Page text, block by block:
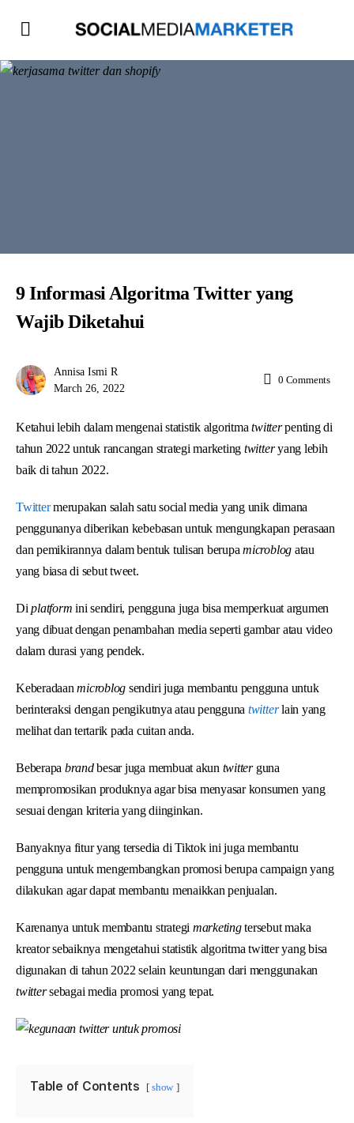
9 Informasi Algoritma Twitter yang
Wajib Diketahui
Annisa Ismi R
March 26, 2022
0 Comments
Ketahui lebih dalam mengenai statistik algoritmatwitterpenting di
tahun 2022 untuk rancangan strategi marketing twitteryang lebih
baik di tahun 2022.
Twittermerupakan salah satu social media yang unik dimana
penggunanya diberikan kebebasan untuk mengungkapan perasaan
dan pemikirannya dalam bentuk tulisan berupamicroblog atau
yang biasa di sebut tweet.
Diplatform ini sendiri, pengguna juga bisa memperkuat argumen
yang dibuat dengan penambahan media seperti gambar atau video
dalam durasi yang pendek.
Keberadaan microblog sendiri juga membantu pengguna untuk
berinteraksi dengan pengikutnya atau pengguna twitterlain yang
melihat dan tertarik pada cuitan anda.
Beberapa brandbesar juga membuat akun twitterguna
mempromosikan produknya agar bisa menyasar konsumen yang
sesuai dengan kriteria yang diinginkan.
Banyaknya fitur yang tersedia di Tiktok ini juga membantu
pengguna untuk mengembangkan promosi berupa campaign yang
dilakukan agar dapat membantu menaikkan penjualan.
Karenanya untuk membantu strategi marketingtersebut maka
kreator sebaiknya mengetahui statistik algoritma twitter yang bisa
digunakan di tahun 2022 selain keuntungan dari menggunakan
twittersebagai media promosi yang tepat.
Table of Contents show